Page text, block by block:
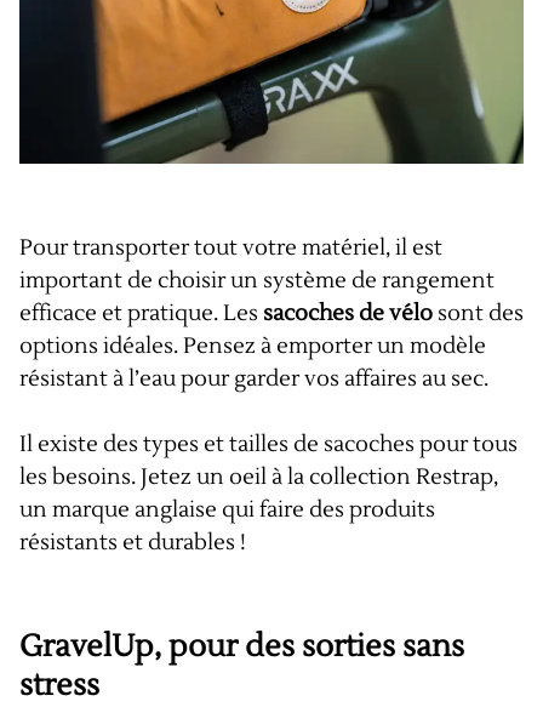
Pour transporter tout votre matériel, il est
important de choisir un système de rangement
efficace et pratique. Les sacoches de vélo sont des
options idéales. Pensez à emporter un modèle
résistant à l’eau pour garder vos affaires au sec.
Il existe des types et tailles de sacoches pour tous
les besoins. Jetez un oeil à la collectionRestrap,
un marque anglaise qui faire des produits
résistants et durables !
GravelUp, pour des sorties sans
stress